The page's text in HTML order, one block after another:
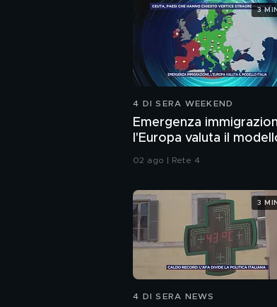
4 DI SERA WEEKEND
Emergenza
l'Europa valuta il
02 ago | Rete 4
3
4 DI SERA NEWS
3 MIN